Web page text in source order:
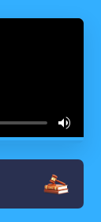
volume_up